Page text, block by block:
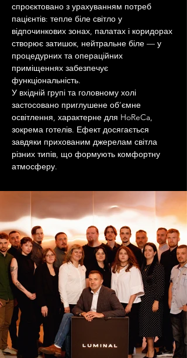
спроєктовано з урахуванням потреб
пацієнтів: тепле біле світло у
відпочинкових зонах, палатах і коридорах
створює затишок, нейтральне біле — у
процедурних та операційних
приміщеннях забезпечує
функціональність.
У вхідній групі та головному холі
застосовано приглушене об’ємне
освітлення, характерне для HoReCa,
зокрема готелів. Ефект досягається
завдяки прихованим джерелам світла
різних типів, що формують комфортну
атмосферу.